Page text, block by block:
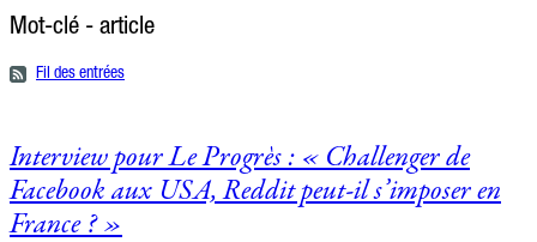
Mot-clé - article
Fil des entrées
Interview pour Le Progrès : « Challenger de
Facebook aux USA, Reddit peut-il s’imposer en
France ? »